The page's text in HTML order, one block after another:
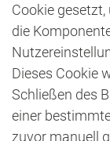
Cookie gesetzt,
die
Dieses Cookie
Schließen des
einer
zuvor manuell